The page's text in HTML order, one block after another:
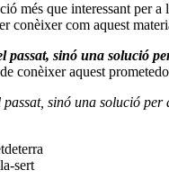
més que interessant per
conèixer com aquest
passat, sinó una solució
conèixer aquest
sinó una solució